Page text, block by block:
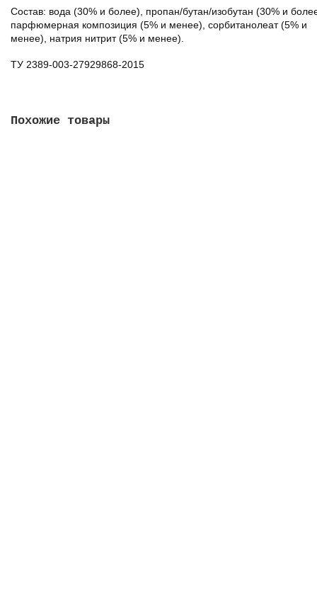
Состав: вода (30% и более), пропан/бутан/изобутан (30% и
парфюмерная композиция (5% и менее), сорбитанолеат (5% и
менее), натрия нитрит (5% и менее).
ТУ 2389-003-27929868-2015
Похожие товары